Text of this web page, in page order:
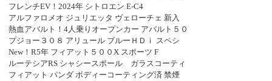
フレンチEV！2024年 シトロエン E-C4
アルファロメオ ジュリエッタ ヴェローチェ 新入
熱血アバルト！4人乗りオープンカー アバルト５０
プジョー３０８ アリュール ブルーＨＤｉ スペシ
New！R5年 フィアット５００X スポーツ F
ルーテシアRS シャシースポール ガラスコーティ
フィアット パンダ ボディーコーティング済 禁煙